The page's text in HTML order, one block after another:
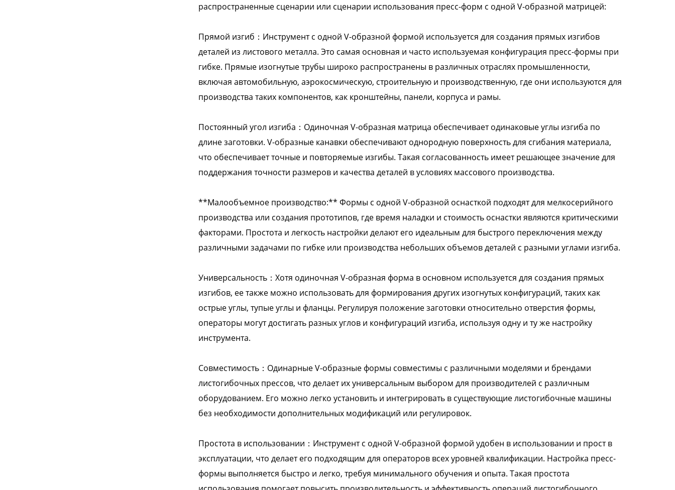
распространенные сценарии или сценарии использования пресс-форм с одной V-образной матрицей:
Прямой изгиб：Инструмент с одной V-образной формой используется для создания прямых изгибов
деталей из листового металла. Это самая основная и часто используемая конфигурация пресс-формы при
гибке. Прямые изогнутые трубы широко распространены в различных отраслях промышленности,
включая автомобильную, аэрокосмическую, строительную и производственную, где они используются для
производства таких компонентов, как кронштейны, панели, корпуса и рамы.
Постоянный угол изгиба：Одиночная V-образная матрица обеспечивает одинаковые углы изгиба по
длине заготовки. V-образные канавки обеспечивают однородную поверхность для сгибания материала,
что обеспечивает точные и повторяемые изгибы. Такая согласованность имеет решающее значение для
поддержания точности размеров и качества деталей в условиях массового производства.
**Малообъемное производство:** Формы с одной V-образной оснасткой подходят для мелкосерийного
производства или создания прототипов, где время наладки и стоимость оснастки являются критическими
факторами. Простота и легкость настройки делают его идеальным для быстрого переключения между
различными задачами по гибке или производства небольших объемов деталей с разными углами изгиба.
Универсальность：Хотя одиночная V-образная форма в основном используется для создания прямых
изгибов, ее также можно использовать для формирования других изогнутых конфигураций, таких как
острые углы, тупые углы и фланцы. Регулируя положение заготовки относительно отверстия формы,
операторы могут достигать разных углов и конфигураций изгиба, используя одну и ту же настройку
инструмента.
Совместимость：Одинарные V-образные формы совместимы с различными моделями и брендами
листогибочных прессов, что делает их универсальным выбором для производителей с различным
оборудованием. Его можно легко установить и интегрировать в существующие листогибочные машины
без необходимости дополнительных модификаций или регулировок.
Простота в использовании：Инструмент с одной V-образной формой удобен в использовании и прост в
эксплуатации, что делает его подходящим для операторов всех уровней квалификации. Настройка пресс-
формы выполняется быстро и легко, требуя минимального обучения и опыта. Такая простота